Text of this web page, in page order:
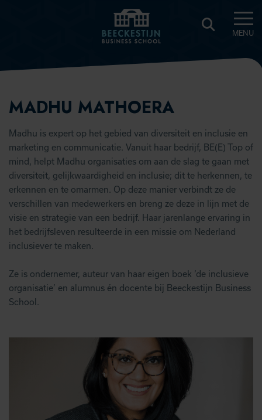
BEECKESTIJN
MENU
MADHU MATHOERA
Madhu is expert op het gebied van diversiteit en inclusie en
marketing en communicatie. Vanuit haar bedrijf, BE(E) Top of
mind, helpt Madhu organisaties om aan de slag te gaan met
diversiteit, gelijkwaardigheid en inclusie; dit te herkennen, te
erkennen en te omarmen. Op deze manier verbindt ze de
verschillen van medewerkers en breng ze deze in lijn met de
visie en strategie van een bedrijf. Haar jarenlange ervaring in
het bedrijfsleven resulteerde in een missie om Nederland
inclusiever te maken.
Ze is ondernemer, auteur van haar eigen boek ‘de inclusieve
organisatie’ en alumnus én docente bij Beeckestijn Business
School.